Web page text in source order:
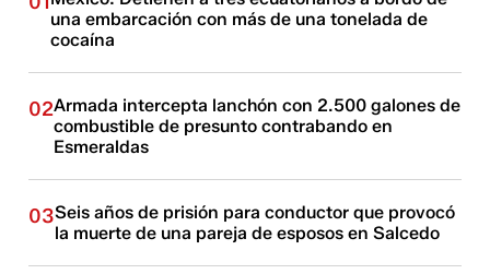
una embarcación con más de una tonelada de
cocaína
02Armada intercepta lanchón con 2.500 galones de
combustible de presunto contrabando en
Esmeraldas
03Seis años de prisión para conductor que provocó
la muerte de una pareja de esposos en Salcedo